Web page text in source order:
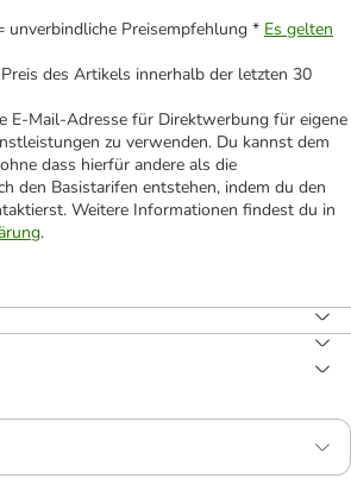
unverbindliche Preisempfehlung * Es gelten
des Artikels innerhalb der letzten 30
E-Mail-Adresse für Direktwerbung für eigene
zu verwenden. Du kannst dem
dass hierfür andere als die
den Basistarifen entstehen, indem du den
Weitere Informationen findest du in
.